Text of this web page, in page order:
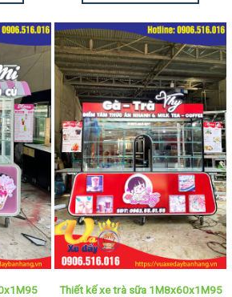
Thiết kế xe trà sữa 1M8x60x1M95